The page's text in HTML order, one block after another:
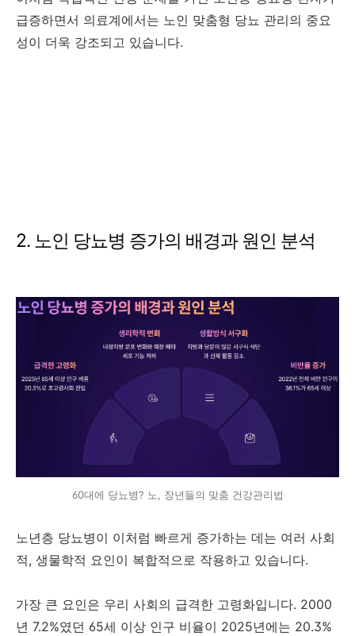
급증하면서 의료계에서는 노인 맞춤형 당뇨 관리의 중요
성이 더욱 강조되고 있습니다.
2. 노인 당뇨병 증가의 배경과 원인 분석
60대에 당뇨병? 노, 장년들의 맞춤 건강관리법
노년층 당뇨병이 이처럼 빠르게 증가하는 데는 여러 사회
적, 생물학적 요인이 복합적으로 작용하고 있습니다.
가장 큰 요인은 우리 사회의 급격한 고령화입니다. 2000
년 7.2%였던 65세 이상 인구 비율이 2025년에는 20.3%